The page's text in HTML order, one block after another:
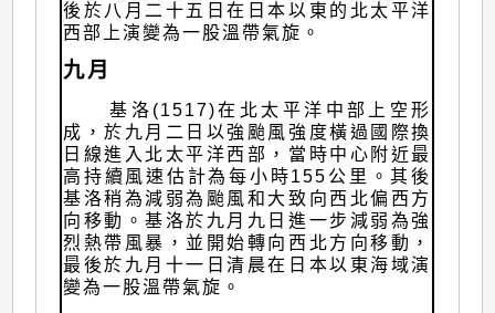
後於八月二十五日在日本以東的北太平洋
西部上演變為一股溫帶氣旋。
九月
基洛(1517)在北太平洋中部上空形
成，於九月二日以強颱風強度橫過國際換
日線進入北太平洋西部，當時中心附近最
高持續風速估計為每小時155公里。其後
基洛稍為減弱為颱風和大致向西北偏西方
向移動。基洛於九月九日進一步減弱為強
烈熱帶風暴，並開始轉向西北方向移動，
最後於九月十一日清晨在日本以東海域演
變為一股溫帶氣旋。